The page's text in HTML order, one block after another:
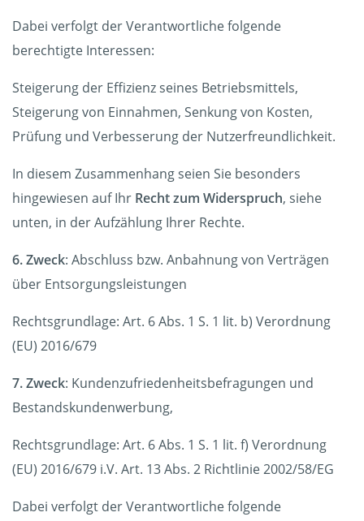
Dabei verfolgt der Verantwortliche folgende
berechtigte Interessen:
Steigerung der Effizienz seines Betriebsmittels,
Steigerung von Einnahmen, Senkung von Kosten,
Prüfung und Verbesserung der Nutzerfreundlichkeit.
In diesem Zusammenhang seien Sie besonders
hingewiesen auf Ihr Recht zum Widerspruch, siehe
unten, in der Aufzählung Ihrer Rechte.
6. Zweck: Abschluss bzw. Anbahnung von Verträgen
über Entsorgungsleistungen
Rechtsgrundlage: Art. 6 Abs. 1 S. 1 lit. b) Verordnung
(EU) 2016/679
7. Zweck: Kundenzufriedenheitsbefragungen und
Bestandskundenwerbung,
Rechtsgrundlage: Art. 6 Abs. 1 S. 1 lit. f) Verordnung
(EU) 2016/679 i.V. Art. 13 Abs. 2 Richtlinie 2002/58/EG
Dabei verfolgt der Verantwortliche folgende